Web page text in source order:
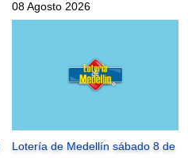
08 Agosto 2026
Lotería de Medellín sábado 8 de